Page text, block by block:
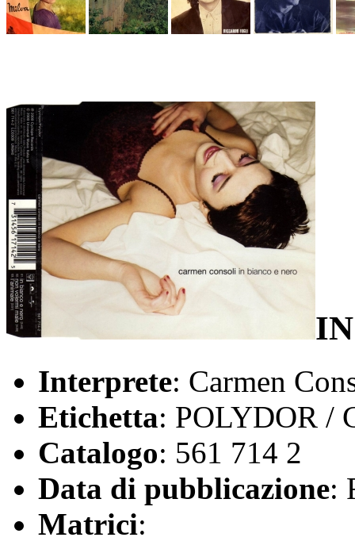
Interprete: Carmen
Etichetta: POLYDOR /
Catalogo: 561 714 2
Data di pubblicazione:
Matrici: